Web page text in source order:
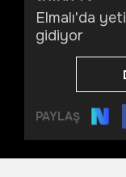
Elmalı'da
gidiyor
PAYLAŞ